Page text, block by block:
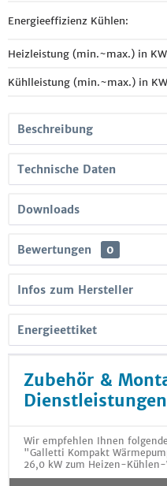
Energieeffizienz Kühlen:
Heizleistung (min.~max.) in
Kühlleistung (min.~max.) in
Beschreibung
Technische Daten
Downloads
Bewertungen 0
Infos zum Hersteller
Energieettiket
Zubehör &
Dienstleistungen
Wir empfehlen Ihnen
"Galletti Kompakt
26,0 kW zum Heizen-